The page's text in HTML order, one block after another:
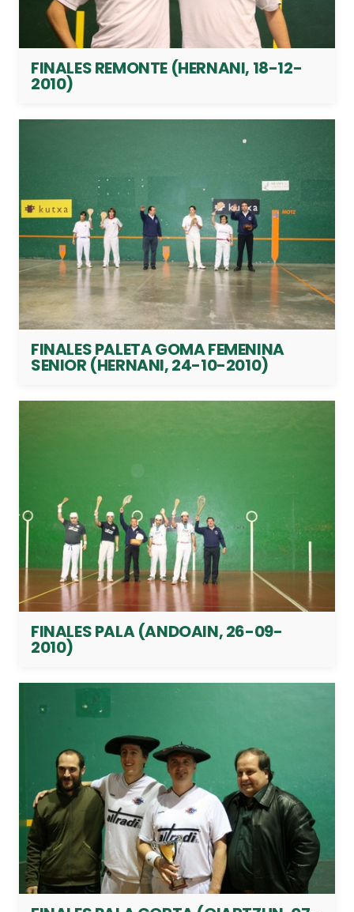
FINALES REMONTE (HERNANI, 18-12-
2010)
FINALES PALETA GOMA FEMENINA
SENIOR (HERNANI, 24-10-2010)
FINALES PALA (ANDOAIN, 26-09-
2010)